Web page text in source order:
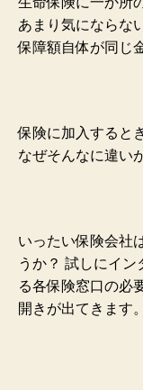
あまり気にならな
保障額自体が同じ
保険に加入すると
なぜそんなに違い
いったい保険会社
うか？ 試しにイ
る各保険窓口の必
開きが出てきます。